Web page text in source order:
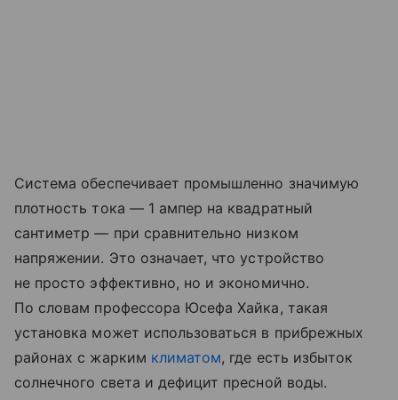
Система обеспечивает промышленно значимую
плотность тока — 1 ампер на квадратный
сантиметр — при сравнительно низком
напряжении. Это означает, что устройство
не просто эффективно, но и экономично.
По словам профессора Юсефа Хайка, такая
установка может использоваться в прибрежных
районах с жарким климатом, где есть избыток
солнечного света и дефицит пресной воды.